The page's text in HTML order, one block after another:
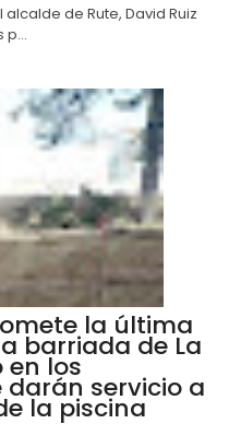
de Rute, David Ruiz
p...
la última
barriada de La
en los
servicio a
la piscina